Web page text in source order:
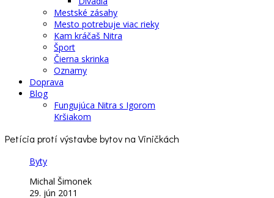
Mestské zásahy
Mesto potrebuje viac rieky
Kam kráčaš Nitra
Šport
Čierna skrinka
Oznamy
Doprava
Blog
Fungujúca Nitra s Igorom
Kršiakom
Petícia protí výstavbe bytov na Viničkách
Byty
Michal Šimonek
29. jún 2011